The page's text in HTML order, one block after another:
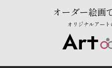
オーダー絵画
オリジナルアー